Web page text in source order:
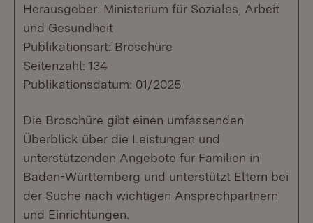
Herausgeber: Ministerium für Soziales, Arbeit
und Gesundheit
Publikationsart: Broschüre
Seitenzahl: 134
Publikationsdatum: 01/2025
Die Broschüre gibt einen umfassenden
Überblick über die Leistungen und
unterstützenden Angebote für Familien in
Baden-Württemberg und unterstützt Eltern bei
der Suche nach wichtigen Ansprechpartnern
und Einrichtungen.